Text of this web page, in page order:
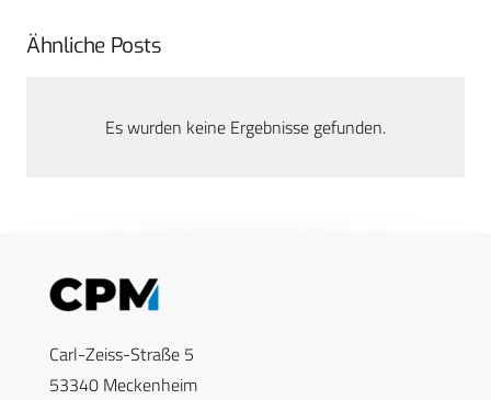
Ähnliche Posts
Es wurden keine Ergebnisse gefunden.
Carl-Zeiss-Straße 5
53340 Meckenheim